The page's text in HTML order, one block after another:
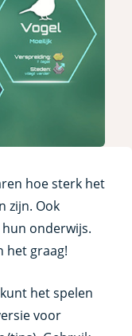
hoe sterk het
zijn. Ook
onderwijs.
het graag!
kunt het spelen
voor